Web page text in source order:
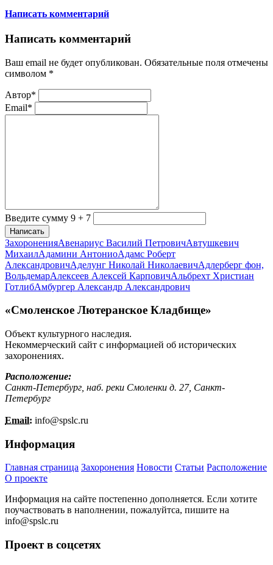
Написать комментарий
Написать комментарий
Ваш email не будет опубликован. Обязательные поля отмечены
символом *
Автор*
Email*
Введите сумму 9 + 7
Написать
ЗахороненияАвенариус Василий ПетровичАвтушкевич
МихаилАдамини АнтониоАдамс Роберт
АлександровичАделунг Николай НиколаевичАдлерберг фон,
ВольдемарАлексеев Алексей КарповичАльбрехт Христиан
ГотлибАмбургер Александр Александрович
«Смоленское Лютеранское Кладбище»
Объект культурного наследия.
Некоммерческий сайт с информацией об исторических
захоронениях.
Расположение:
Санкт-Петербург, наб. реки Смоленки д. 27, Санкт-
Петербург
Email: info@spslc.ru
Информация
Главная страница Захоронения Новости Статьи Расположение
О проекте
Информация на сайте постепенно дополняется. Если хотите
поучаствовать в наполнении, пожалуйтса, пишите на
info@spslc.ru
Проект в соцсетях